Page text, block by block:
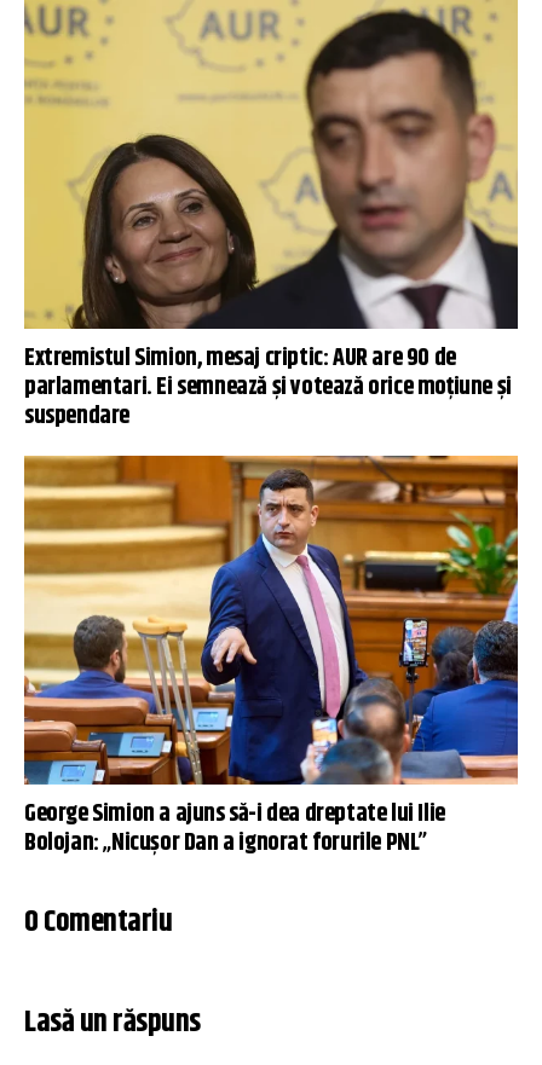
Extremistul Simion, mesaj criptic: AUR are 90 de
parlamentari. Ei semnează și votează orice moțiune și
suspendare
George Simion a ajuns să-i dea dreptate lui Ilie
Bolojan: „Nicușor Dan a ignorat forurile PNL”
0 Comentariu
Lasă un răspuns